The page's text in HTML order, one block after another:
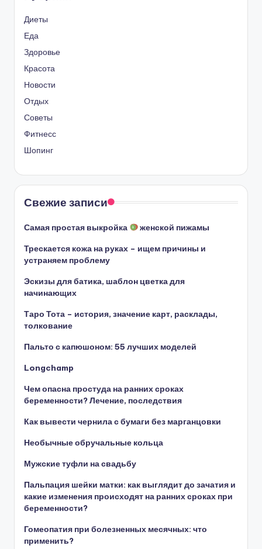
Диеты
Еда
Здоровье
Красота
Новости
Отдых
Советы
Фитнесс
Шопинг
Свежие записи
Самая простая выкройка
женской пижамы
Трескается кожа на руках – ищем причины и
устраняем проблему
Эскизы для батика, шаблон цветка для
начинающих
Таро Тота – история, значение карт, расклады,
толкование
Пальто с капюшоном: 55 лучших моделей
Longchamp
Чем опасна простуда на ранних сроках
беременности? Лечение, последствия
Как вывести чернила с бумаги без марганцовки
Необычные обручальные кольца
Мужские туфли на свадьбу
Пальпация шейки матки: как выглядит до зачатия и
какие изменения происходят на ранних сроках при
беременности?
Гомеопатия при болезненных месячных: что
применить?